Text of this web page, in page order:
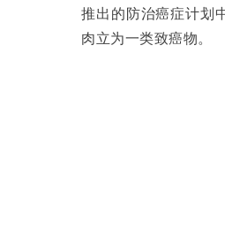
推出的防治癌症计划
肉立为一类致癌物。